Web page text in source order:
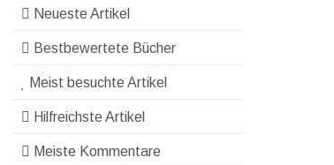
Neueste Artikel
Bestbewertete Bücher
Meist besuchte Artikel
Hilfreichste Artikel
Meiste Kommentare